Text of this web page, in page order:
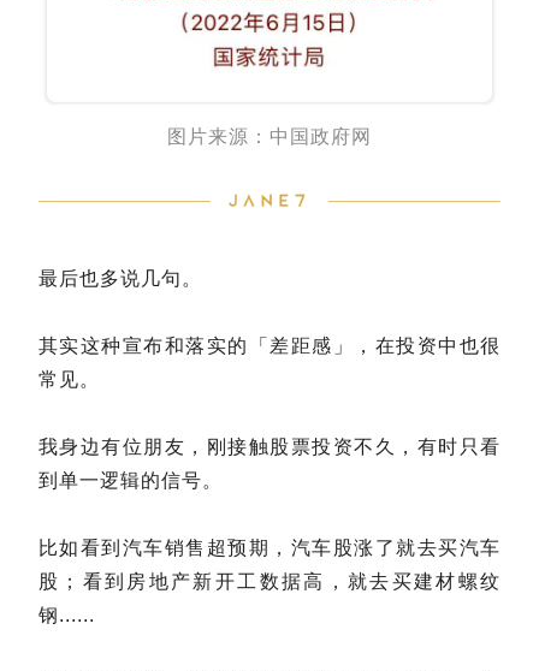
图片来源：中国政府网
最后也多说几句。
其实这种宣布和落实的「差距感」，在投资中也很
常见。
我身边有位朋友，刚接触股票投资不久，有时只看
到单一逻辑的信号。
比如看到汽车销售超预期，汽车股涨了就去买汽车
股；看到房地产新开工数据高，就去买建材螺纹
钢......